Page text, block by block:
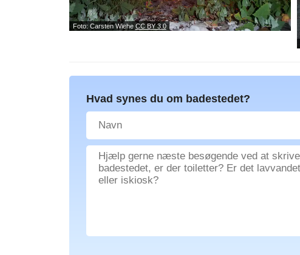
Foto: Carsten Wiehe CC BY 3.0
Hvad synes du om badestedet?